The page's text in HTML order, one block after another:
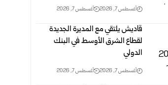
أغسطس 7, 2026 أغسطس 7, 2026
قاديش يلتقي مع المديرة الجديدة
لقطاع الشرق الأوسط في البنك
الدولي
أغسطس 7, 2026 أغسطس 7, 2026